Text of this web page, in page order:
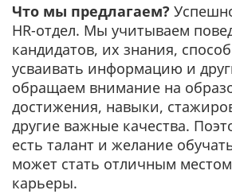
Что мы предлагаем?
HR-отдел. Мы учитываем
кандидатов, их знания,
усваивать информацию и
обращаем внимание на
достижения, навыки,
другие важные качества.
есть талант и желание
может стать отличным
карьеры.